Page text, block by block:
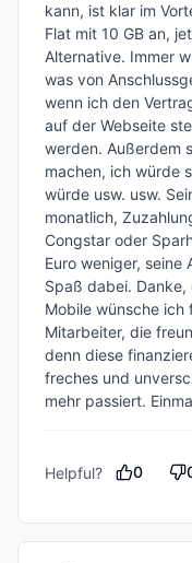
kann, ist klar im
Flat mit 10 GB an,
Alternative. Immer
was von
wenn ich den
auf der Webseite
werden. Außerdem
machen, ich würde
würde usw. usw.
monatlich,
Congstar oder
Euro weniger, seine
Spaß dabei.
Mobile wünsche
Mitarbeiter, die
denn diese
freches und
mehr passiert.
Helpful? 0